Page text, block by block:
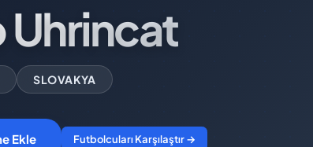
Uhrincat
SLOVAKYA
Ekle Futbolcuları Karşılaştır →